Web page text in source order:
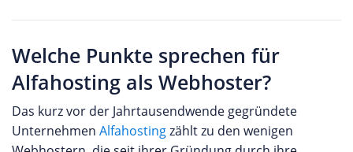
Welche Punkte sprechen für
Alfahosting als Webhoster?
Das kurz vor der Jahrtausendwende gegründete
Unternehmen Alfahostingzählt zu den wenigen